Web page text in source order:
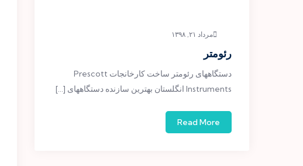
مرداد ۲۱, ۱۳۹۸
رئومتر
دستگاههای رئومتر ساخت کارخانجات Prescott
Instruments انگلستان بهترین سازنده دستگاههای […]
Read More